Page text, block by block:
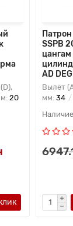
20
SSPB
AD
Вылет
мм: 34